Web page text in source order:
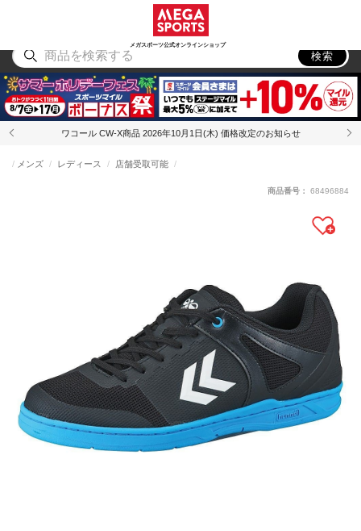
メガスポーツ公式オンラインショップ
アウトドア
検索
ワコール CW-X商品 2026年10月1日(木) 価格改定のお知らせ
メンズ レディース 店舗受取可能
商品番号： 68496884